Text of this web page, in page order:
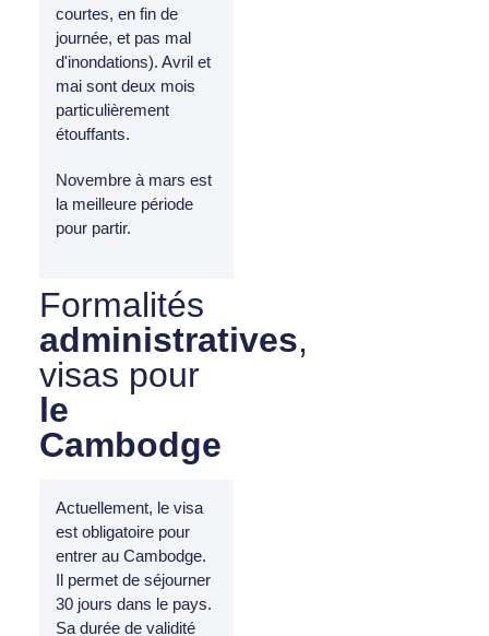
courtes, en fin de
journée, et pas mal
d'inondations). Avril et
mai sont deux mois
particulièrement
étouffants.
Novembre à mars est
la meilleure période
pour partir.
Formalités
administratives,
visas pour
le
Cambodge
Actuellement, le visa
est obligatoire pour
entrer au Cambodge.
Il permet de séjourner
30 jours dans le pays.
Sa durée de validité